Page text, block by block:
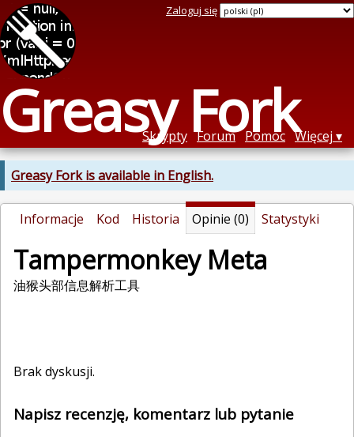
Greasy Fork
Zaloguj się
Skrypty Forum Pomoc Więcej
Greasy Fork is available in English.
Informacje Kod Historia Opinie (0) Statystyki
Tampermonkey Meta
油猴头部信息解析工具
Brak dyskusji.
Napisz recenzję, komentarz lub pytanie